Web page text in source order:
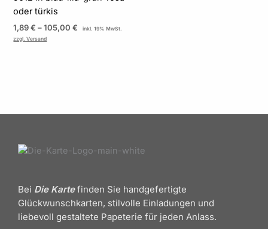
oder türkis
1,89€ –105,00€
inkl. 19% MwSt.
zzgl. Versand
Bei Die Kartefinden Sie handgefertigte
Glückwunschkarten, stilvolle Einladungen und
liebevoll gestaltete Papeterie für jeden Anlass.